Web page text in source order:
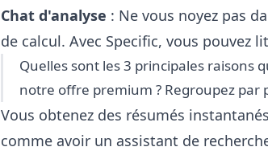
Chat d'analyse : Ne vous noyez pas
de calcul. Avec Specific, vous pouvez
Quelles sont les 3 principales raisons
notre offre premium ? Regroupez
Vous obtenez des résumés
comme avoir un assistant de